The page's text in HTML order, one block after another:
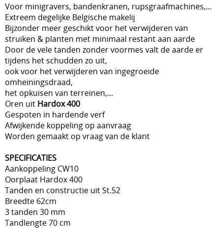
Voor minigravers, bandenkranen, rupsgraafmachines,...
Extreem degelijke Belgische makelij
Bijzonder meer geschikt voor het verwijderen van
struiken & planten met minimaal restant aan aarde
Door de vele tanden zonder voormes valt de aarde er
tijdens het schudden zo uit,
ook voor het verwijderen van ingegroeide
omheiningsdraad,
het opkuisen van terreinen,...
Oren uit Hardox 400
Gespoten in hardende verf
Afwijkende koppeling op aanvraag
Worden gemaakt op vraag van de klant
SPECIFICATIES
Aankoppeling CW10
Oorplaat Hardox 400
Tanden en constructie uit St.52
Breedte 62cm
3 tanden 30 mm
Tandlengte 70 cm